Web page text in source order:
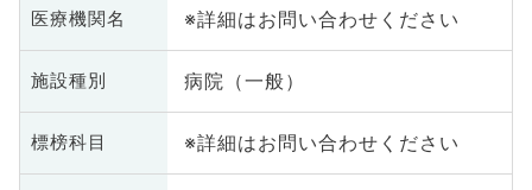
医療機関名 ※詳細はお問い合わせください
施設種別 病院（一般）
標榜科目 ※詳細はお問い合わせください